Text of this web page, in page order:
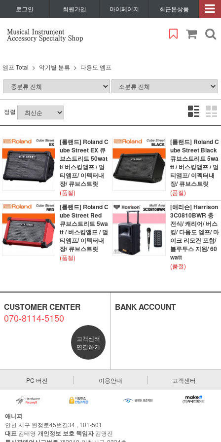
로그인 회원가입 마이페이지 최근본상품
엠프 Total 악기별 분류 다용도 엠프
정렬
[롤랜드] Roland C
ube Street EX 큐
브스트리트 50wat
t/ 버스킹앰프 / 멀
티앰프/ 이펙터내
장/ 큐브스트릿
(품절)
[롤랜드] Roland C
ube Street Black
큐브스트리트 5wa
tt / 버스킹앰프 / 멀
티앰프/ 이펙터내
장/ 큐브스트릿
(품절)
[롤랜드] Roland C
ube Street Red
큐브스트리트 5wa
tt / 버스킹앰프 / 멀
티앰프/ 이펙터내
장/ 큐브스트릿
(품절)
[해리슨] Harrison
3C0810BWR 충
전식/ 캐리어/ 버스
킹/ 다용도 엠프/ 마
이크 리모컨 포함/
블루투스 지원/ 60
watt
(품절)
CUSTOMER CENTER
070-8114-5150
고객센터
연결하기
BANK ACCOUNT
PC 버전 이용안내 고객센터
애니피
인천 서구 완정로45번길34 , 101-501
대표 김태영 개인정보 보호 책임자김명진